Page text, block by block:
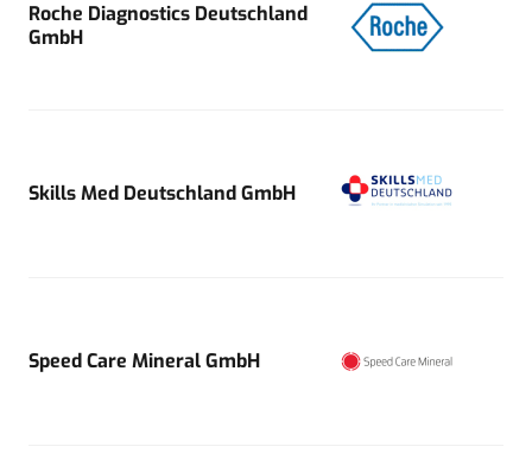
Roche Diagnostics Deutschland
GmbH
Skills Med Deutschland GmbH
Speed Care Mineral GmbH